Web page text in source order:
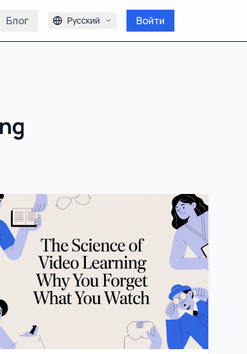
Блог Русский Войти